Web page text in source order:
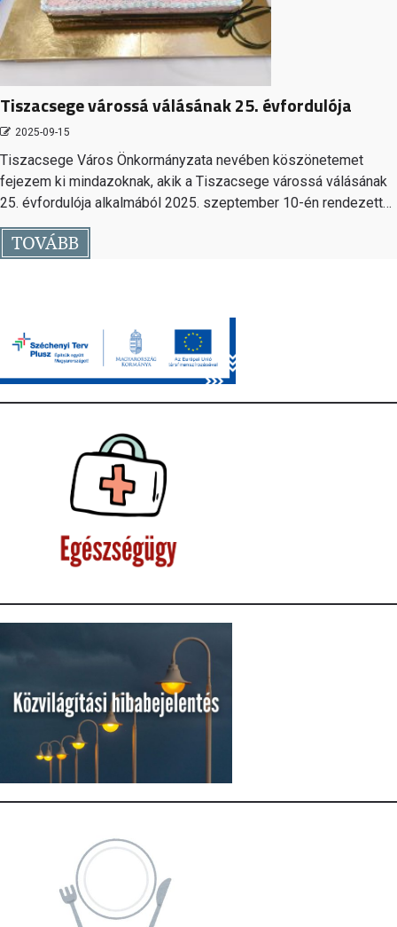
Tiszacsege várossá válásának 25. évfordulója
2025-09-15
Tiszacsege Város Önkormányzata nevében köszönetemet
fejezem ki mindazoknak, akik a Tiszacsege várossá válásának
25. évfordulója alkalmából 2025. szeptember 10-én rendezett…
TOVÁBB